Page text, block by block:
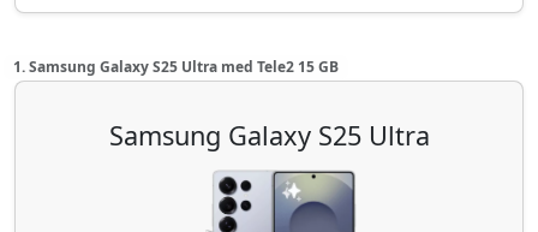
1. Samsung Galaxy S25 Ultra med Tele2 15 GB
Samsung Galaxy S25 Ultra